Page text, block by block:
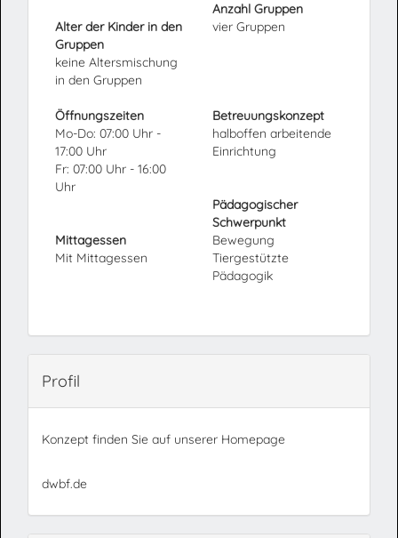
Alter der Kinder in den
Gruppen
keine Altersmischung
in den Gruppen
Anzahl Gruppen
vier Gruppen
Öffnungszeiten
Mo-Do: 07:00 Uhr -
17:00 Uhr
Fr: 07:00 Uhr - 16:00
Uhr
Mittagessen
Mit Mittagessen
Betreuungskonzept
halboffen arbeitende
Einrichtung
Pädagogischer
Schwerpunkt
Bewegung
Tiergestützte
Pädagogik
Profil
Konzept finden Sie auf unserer Homepage
dwbf.de